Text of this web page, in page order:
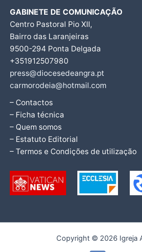
GABINETE DE COMUNICAÇÃO
Centro Pastoral Pio XII,
Bairro das Laranjeiras
9500-294 Ponta Delgada
+351912507980
press@diocesedeangra.pt
carmorodeia@hotmail.com
– Contactos
– Ficha técnica
– Quem somos
– Estatuto Editorial
– Termos e Condições de utilização
Copyright © 2026 Igreja